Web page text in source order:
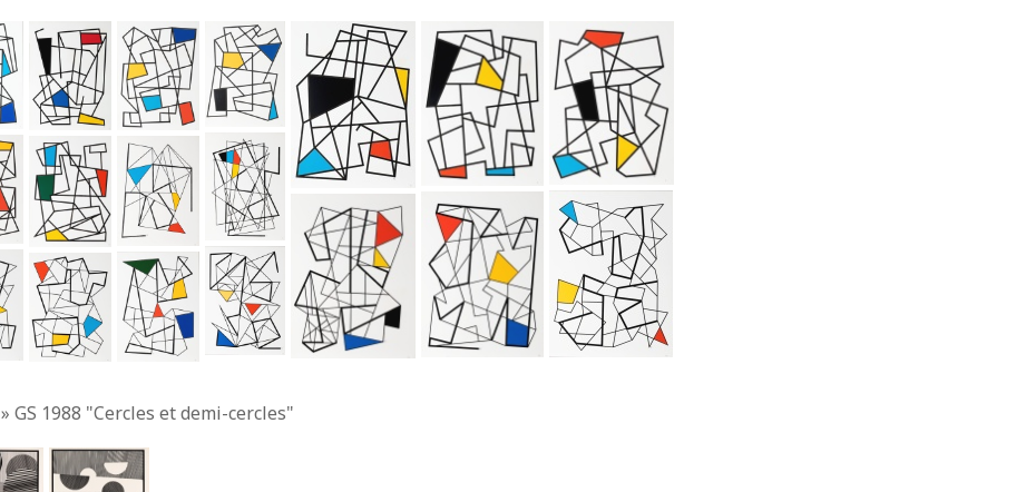
»GS 1988 "Cercles et demi-cercles"